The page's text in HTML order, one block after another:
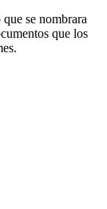
se nombrara
que los